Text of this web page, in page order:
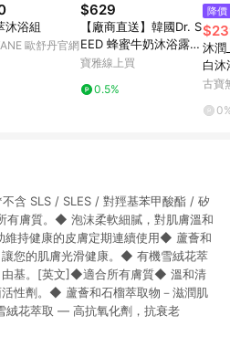
沐浴組
歐舒丹官網
$629
【廠商直送】韓國Dr. S
EED 蜂蜜牛奶沐浴露 1
000ml-玫瑰
寶雅線上買
0.5%
降價
沐潤
白
妳的
古寶
含 SLS / SLES / 對羥基苯甲酸酯 / 矽
膚質。◆ 泡沫柔軟細膩，對肌膚溫和
持健康的皮膚定期連續使用◆ 蘆薈和
您的肌膚光滑健康。◆ 有機雪絨花萃
由基。[英文]◆適合所有膚質◆ 溫和清
性劑。◆ 蘆薈和石榴萃取物－滋潤肌
絨花萃取 — 高抗氧化劑，抗衰老